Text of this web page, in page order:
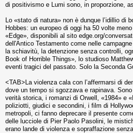
di positivismo e Lumi sono, in proporzione,
Lo «stato di natura» non è dunque l’idillio di
Hobbes: un europeo di oggi ha 50 volte
«Edge», disponibili al sito edge.org/
dell'Antico Testamento come nelle
la schiavitù, la detenzione senza controlli,
Book of Horrible Things», lo studioso
eventi tragici del passato. Solo la Seconda
<TAB>La violenza cala con l’affermarsi di
dove un tempo si sgozzava e rapinava.
verità storica, i romanzi di Orwell, «1984» e
poliziotti, giudici e secondini, i film di
metropoli, ci fanno deprecare il presente
delle lucciole di Pier Paolo Pasolini, le
erano lande di violenza e sopraffazione